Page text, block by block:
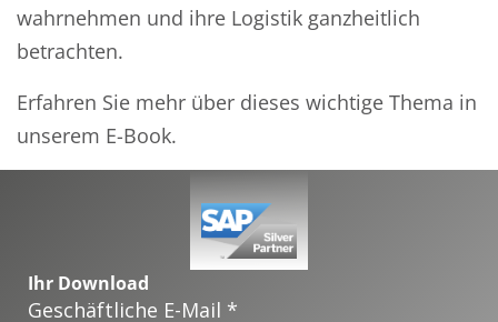
wahrnehmen und ihre Logistik ganzheitlich
betrachten.
Erfahren Sie mehr über dieses wichtige Thema in
unserem E-Book.
Ihr Download